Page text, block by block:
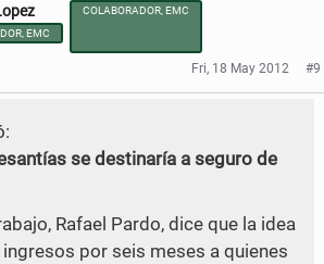
EMC
COLABORADOR, EMC
Fri, 18 May 2012 #9
se destinaría a seguro de
Rafael Pardo, dice que la idea
por seis meses a quienes